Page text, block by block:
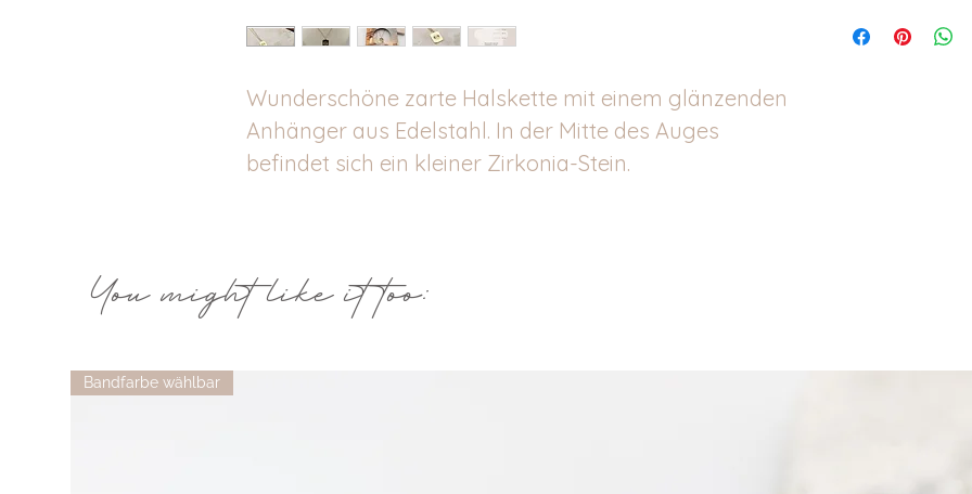
Wunderschöne zarte Halskette mit einem glänzenden
Anhänger aus Edelstahl. In der Mitte des Auges
befindet sich ein kleiner Zirkonia-Stein.
You might like it too:
Bandfarbe wählbar